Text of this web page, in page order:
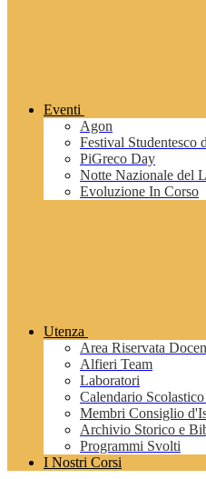
Eventi
Agon
Festival Studentesco
PiGreco Day
Notte Nazionale del
Evoluzione In Corso
Utenza
Area Riservata
Alfieri Team
Laboratori
Calendario
Membri Consiglio
Archivio Storico e
Programmi Svolti
I Nostri Corsi